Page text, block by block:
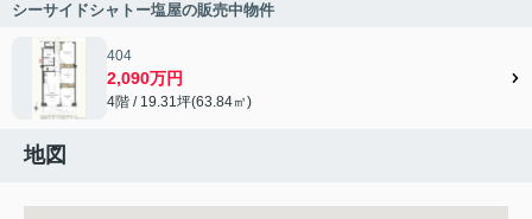
シーサイドシャトー塩屋の販売中物件
404
2,090万円
4階 / 19.31坪(63.84㎡)
地図